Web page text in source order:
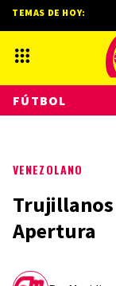
VENEZOLANO
Trujillanos
Apertura
TEMAS DE HOY:
FÚTBOL